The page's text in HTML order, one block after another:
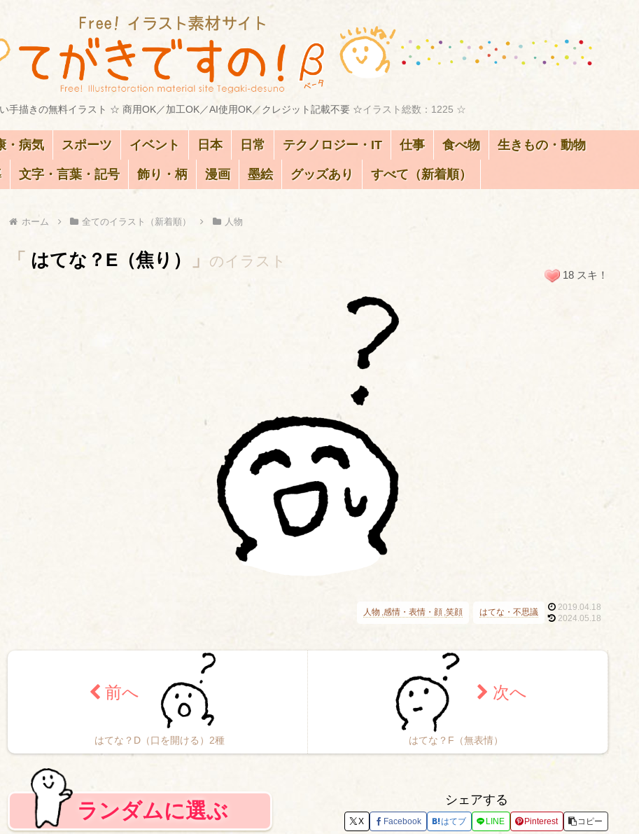
手描きの無料イラスト ☆ 商用OK／加工OK／AI使用OK／クレジット記載不要 ☆イラスト総数：1225 ☆
・病気 スポーツ イベント 日本 日常 テクノロジー・IT 仕事 食べ物 生きもの・動物
文字・言葉・記号 飾り・柄 漫画 墨絵 グッズあり すべて（新着順）
ホーム 全てのイラスト（新着順） 人物
「 はてな？E（焦り） 」 のイラスト
人物 感情・表情・顔 笑顔 はてな・不思議
2019.04.18
2024.05.18
18 スキ！
はてな？D（口を開ける）2種 はてな？F（無表情）
ランダムに選ぶ シェアする
X Facebook はてブ LINE Pinterest コピー